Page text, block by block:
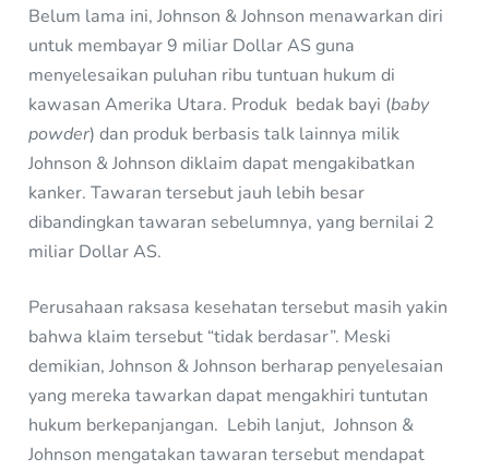
Belum lama ini, Johnson & Johnson menawarkan diri
untuk membayar 9 miliar Dollar AS guna
menyelesaikan puluhan ribu tuntuan hukum di
kawasan Amerika Utara. Produk bedak bayi (baby
powder) dan produk berbasis talk lainnya milik
Johnson & Johnson diklaim dapat mengakibatkan
kanker. Tawaran tersebut jauh lebih besar
dibandingkan tawaran sebelumnya, yang bernilai 2
miliar Dollar AS.
Perusahaan raksasa kesehatan tersebut masih yakin
bahwa klaim tersebut “tidak berdasar”. Meski
demikian, Johnson & Johnson berharap penyelesaian
yang mereka tawarkan dapat mengakhiri tuntutan
hukum berkepanjangan. Lebih lanjut, Johnson &
Johnson mengatakan tawaran tersebut mendapat